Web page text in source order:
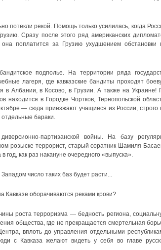
потекли рекой. Помощь только усилилась, когда
Сразу после этого ряд американских
поплатится за Грузию ухудшением обстановки
подполье. На территории ряда
лагеря, где кавказские бандиты проходят
в Албании, в Косово, в Грузии. А также на Украине!
находится в Городке Чортков, Тернопольской
— сюда приезжают учащиеся из России, строго
бараки.
партизанской войны. На базу
розыске террорист, старый соратник Шамиля
год, как раз накануне очередного «выпуска».
число таких баз будет расти...
Кавказе оборачиваются реками крови?
роста терроризма — бедность региона,
общества, где не прекращается смертельная
вплоть до управления отдельными
с Кавказа желают видеть у себя во главе